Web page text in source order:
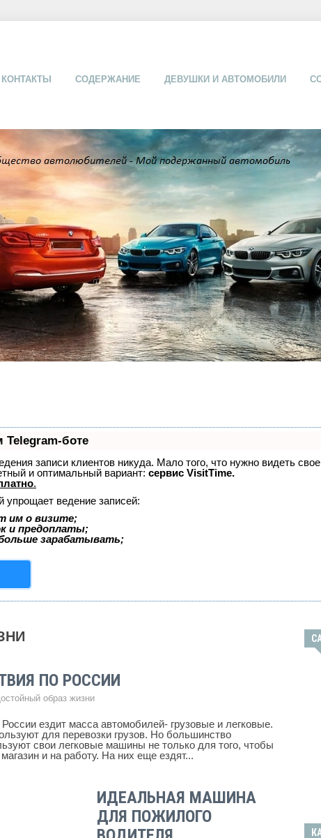
КОНТАКТЫ СОДЕРЖАНИЕ ДЕВУШКИ И АВТОМОБИЛИ
Telegram-боте
записи клиентов никуда. Мало того, что нужно видеть
и оптимальный вариант: сервис VisitTime.
.
упрощает ведение записей:
им о визите;
и предоплаты;
зарабатывать;
ПО РОССИИ
образ жизни
ездит масса автомобилей- грузовые и легковые.
для перевозки грузов. Но большинство
свои легковые машины не только для того, чтобы
и на работу. На них еще ездят...
ИДЕАЛЬНАЯ МАШИНА
ДЛЯ ПОЖИЛОГО